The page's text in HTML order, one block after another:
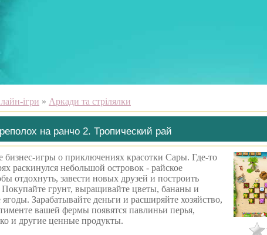
ігри » Аркади та стрілялки
на ранчо 2. Тропический рай
бизнес-игры о приключениях красотки Сары. Где-то
раскинулся небольшой островок - райское
отдохнуть, завести новых друзей и построить
грунт, выращивайте цветы, бананы и
ягоды. Зарабатывайте деньги и расширяйте хозяйство,
вашей фермы появятся павлиньи перья,
и другие ценные продукты.